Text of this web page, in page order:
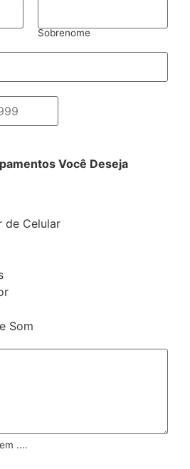
Sobrenome
Você Deseja
de Celular
Som
....